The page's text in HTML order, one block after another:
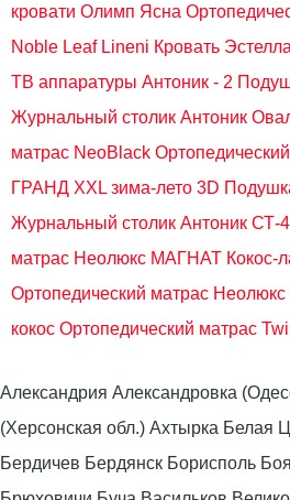
кровати Олимп Ясна
Noble Leaf Lineni Кровать
ТВ аппаратуры Антоник - 2
Журнальный столик Антоник
матрас NeoBlack
ГРАНД XXL зима-лето 3D
Журнальный столик Антоник СТ-
матрас Неолюкс МАГНАТ Кокос-
Ортопедический матрас
кокос Ортопедический матрас
Александрия Александровка
(Херсонская обл.) Ахтырка Белая
Бердичев Бердянск Борисполь